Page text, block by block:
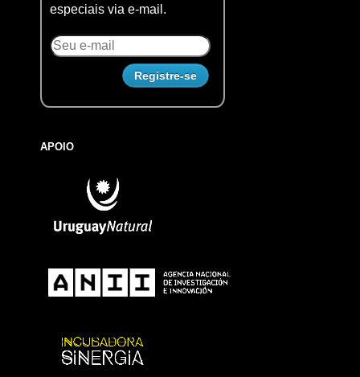
especiais via e-mail.
APOIO